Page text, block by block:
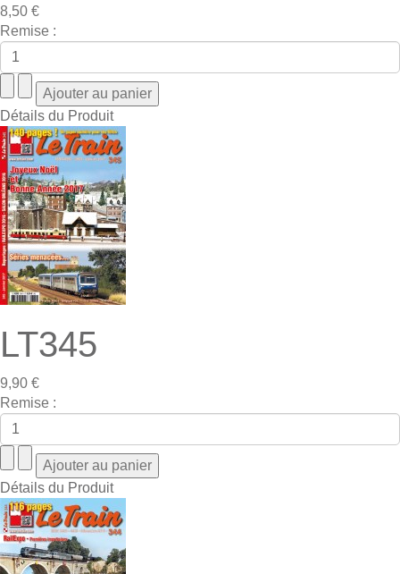
8,50 €
Remise :
Détails du Produit
LT345
9,90 €
Remise :
Détails du Produit